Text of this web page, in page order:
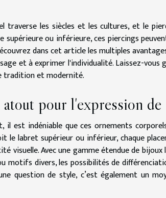
traverse les siècles et les cultures, et le
supérieure ou inférieure, ces piercings
dans cet article les multiples
et à exprimer l'individualité. Laissez-vous
tradition et modernité.
pour l'expression de
il est indéniable que ces ornements
le labret supérieur ou inférieur, chaque
visuelle. Avec une gamme étendue de
motifs divers, les possibilités de
question de style, c’est également un